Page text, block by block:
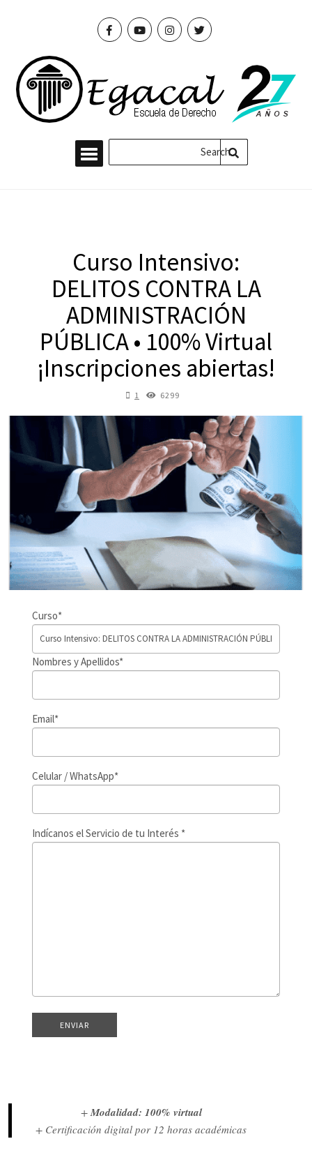
Curso Intensivo:
DELITOS CONTRA LA
ADMINISTRACIÓN
PÚBLICA • 100% Virtual
¡Inscripciones abiertas!
1 6299
Curso*
Nombres y Apellidos*
Email*
Celular / WhatsApp*
Indícanos el Servicio de tu Interés *
+Modalidad: 100% virtual
+ Certificación digital por 12 horas académicas